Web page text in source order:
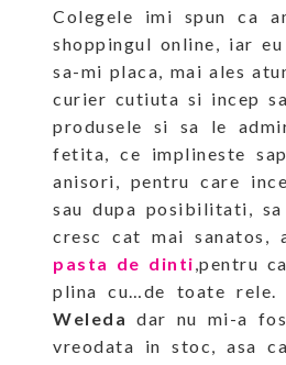
Colegele imi spun ca
shoppingul online, iar
sa-mi placa, mai ales
curier cutiuta si incep
produsele si sa le
fetita, ce implineste
anisori, pentru care
sau dupa posibilitati,
cresc cat mai sanatos,
pasta de dinti,pentru
plina cu…de toate
Weleda dar nu mi-a
vreodata in stoc, asa